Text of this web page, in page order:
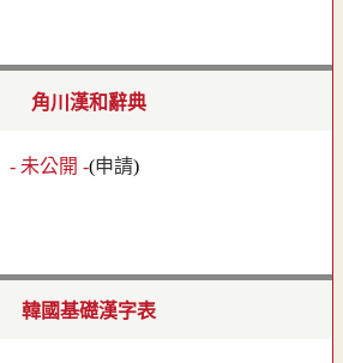
角川漢和辭典
- 未公開 -(申請)
韓國基礎漢字表